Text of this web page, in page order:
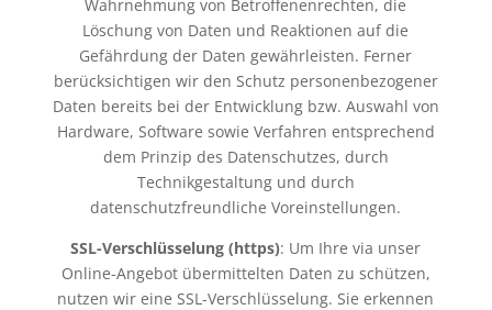
Wahrnehmung von Betroffenenrechten, die
Löschung von Daten und Reaktionen auf die
Gefährdung der Daten gewährleisten. Ferner
berücksichtigen wir den Schutz personenbezogener
Daten bereits bei der Entwicklung bzw. Auswahl von
Hardware, Software sowie Verfahren entsprechend
dem Prinzip des Datenschutzes, durch
Technikgestaltung und durch
datenschutzfreundliche Voreinstellungen.
SSL-Verschlüsselung (https): Um Ihre via unser
Online-Angebot übermittelten Daten zu schützen,
nutzen wir eine SSL-Verschlüsselung. Sie erkennen